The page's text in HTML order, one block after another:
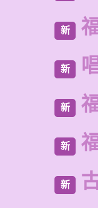
新
新
新
新
新